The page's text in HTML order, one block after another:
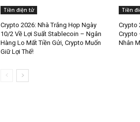
Tiền điện tử
Crypto 2026: Nhà Trắng Họp Ngày
10/2 Về Lợi Suất Stablecoin – Ngân
Hàng Lo Mất Tiền Gửi, Crypto Muốn
Giữ Lợi Thế!
Tiền
Crypto
Crypto
Nhân